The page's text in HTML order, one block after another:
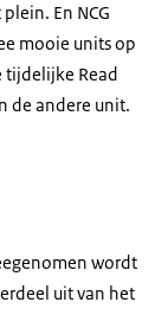
En NCG
mooie units op
tijdelijke Read
de andere unit.
wordt
uit van het